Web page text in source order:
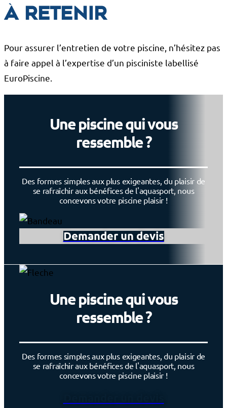
À retenir
Pour assurer l’entretien de votre piscine, n’hésitez pas
à faire appel à l’expertise d’un pisciniste labellisé
EuroPiscine.
Une piscine qui vous
ressemble ?
Des formes simples aux plus exigeantes, du plaisir de
se rafraîchir aux bénéfices de l'aquasport, nous
concevons votre piscine plaisir !
Demander un devis
Une piscine qui vous
ressemble ?
Des formes simples aux plus exigeantes, du plaisir de
se rafraîchir aux bénéfices de l'aquasport, nous
concevons votre piscine plaisir !